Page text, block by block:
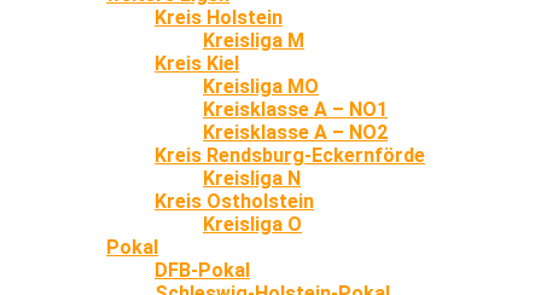
Kreis Holstein
Kreisliga M
Kreis Kiel
Kreisliga MO
Kreisklasse A – NO1
Kreisklasse A – NO2
Kreis Rendsburg-Eckernförde
Kreisliga N
Kreis Ostholstein
Kreisliga O
Pokal
DFB-Pokal